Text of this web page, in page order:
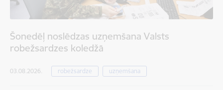
Šonedēļ noslēdzas uzņemšana Valsts
robežsardzes koledžā
03.08.2026. robežsardze uzņemšana